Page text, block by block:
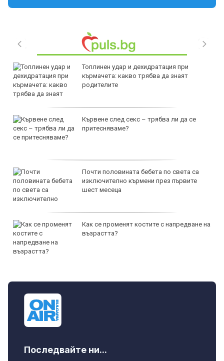
Топлинен удар и дехидратация при
кърмачета: какво трябва да знаят
родителите
Кървене след секс – трябва ли да се
притесняваме?
Почти половината бебета по света са
изключително кърмени през първите
шест месеца
Как се променят костите с напредване на
възрастта?
Последвайте ни...